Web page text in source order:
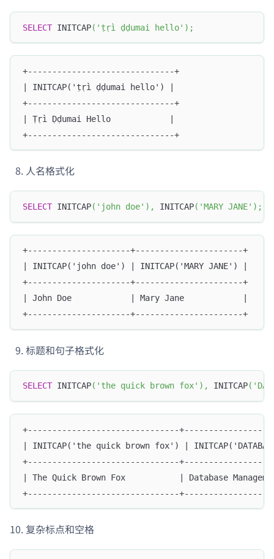
SELECT INITCAP( 'ṭṛì ḍḍumai hello' ) ;
+------------------------------+
| INITCAP('ṭṛì ḍḍumai hello') |
+------------------------------+
| Ṭṛì Ḍḍumai Hello            |
+------------------------------+
人名格式化
SELECT INITCAP( 'john doe' ) , INITCAP( 'MARY JANE' ) ;
+---------------------+----------------------+
| INITCAP('john doe') | INITCAP('MARY JANE') |
+---------------------+----------------------+
| John Doe            | Mary Jane            |
+---------------------+----------------------+
标题和句子格式化
SELECT INITCAP( 'the quick brown fox' ) , INITCAP(
+-------------------------------
| INITCAP('the quick brown fox') |
+-------------------------------
| The Quick Brown Fox           | Database
+-------------------------------
复杂标点和空格